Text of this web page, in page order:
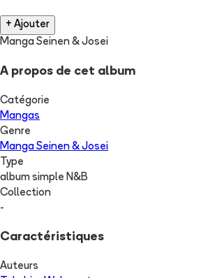
+ Ajouter
Manga Seinen & Josei
A propos de cet album
Catégorie
Mangas
Genre
Manga Seinen & Josei
Type
album simple N&B
Collection
-
Caractéristiques
Auteurs